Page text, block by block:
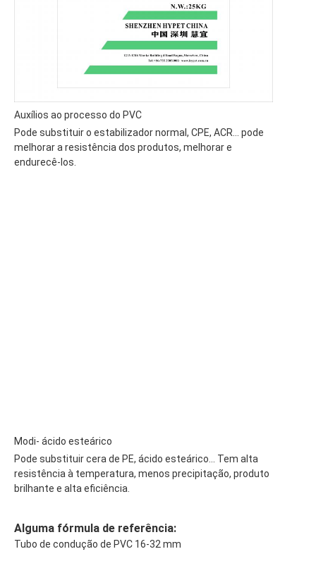
Auxílios ao processo do PVC
Pode substituir o estabilizador normal, CPE, ACR... pode
melhorar a resistência dos produtos, melhorar e
endurecê-los.
Modi- ácido esteárico
Pode substituir cera de PE, ácido esteárico... Tem alta
resistência à temperatura, menos precipitação, produto
brilhante e alta eficiência.
Alguma fórmula de referência:
Tubo de condução de PVC 16-32 mm